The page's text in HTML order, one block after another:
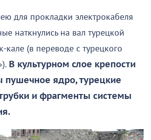
для прокладки электрокабеля
наткнулись на вал турецкой
кале (в переводе с турецкого
В культурном слое крепости
ядро, турецкие
и фрагменты системы